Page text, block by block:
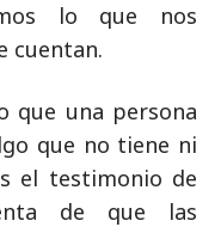
lo que nos
cuentan.
que una persona
que no tiene ni
el testimonio de
de que las